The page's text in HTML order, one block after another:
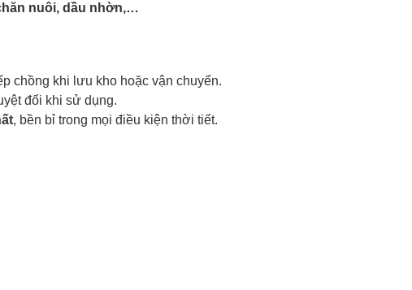
nuôi, dầu nhờn,…
chồng khi lưu kho hoặc vận chuyển.
đối khi sử dụng.
, bền bỉ trong mọi điều kiện thời tiết.